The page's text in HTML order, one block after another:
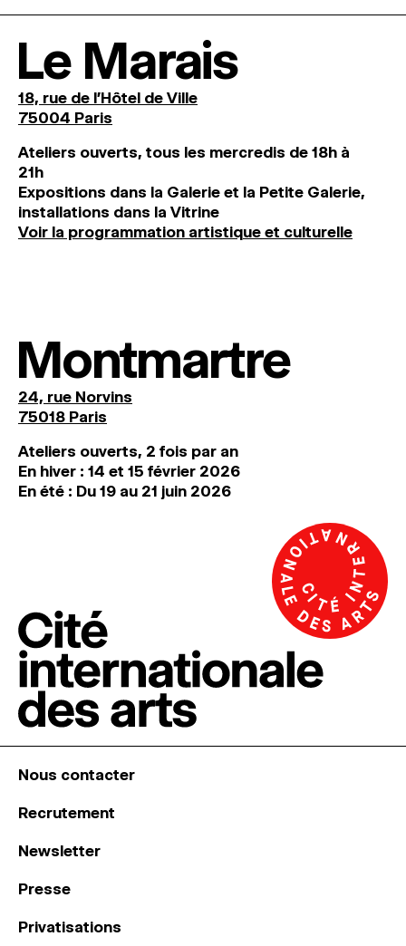
Le Marais
18, rue de l'Hôtel de Ville
75004 Paris
Ateliers ouverts, tous les mercredis de 18h à
21h
Expositions dans la Galerie et la Petite Galerie,
installations dans la Vitrine
Voir la programmation artistique et culturelle
Montmartre
24, rue Norvins
75018 Paris
Ateliers ouverts, 2 fois par an
En hiver : 14 et 15 février 2026
En été : Du 19 au 21 juin 2026
Nous contacter
Recrutement
Newsletter
Presse
Privatisations